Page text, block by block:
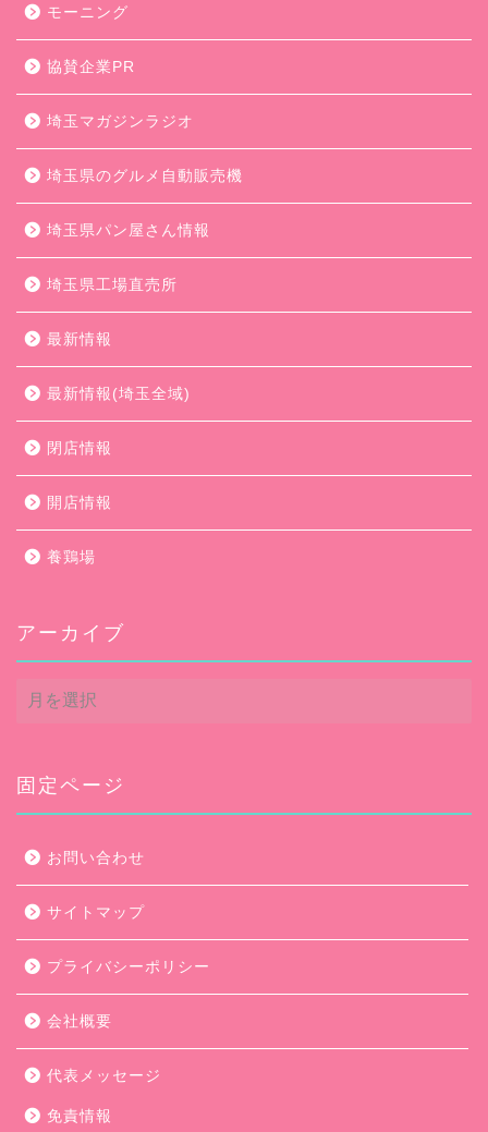
モーニング
協賛企業PR
埼玉マガジンラジオ
埼玉県のグルメ自動販売機
埼玉県パン屋さん情報
埼玉県工場直売所
最新情報
最新情報(埼玉全域)
閉店情報
開店情報
養鶏場
アーカイブ
ア
ー
ブ
固定ページ
お問い合わせ
サイトマップ
プライバシーポリシー
会社概要
代表メッセージ
免責情報